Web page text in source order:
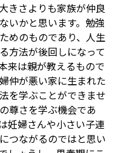
きさよりも家族が仲良
いかと思います。勉強
めのものであり、人生
方法が後回しになって
来は親が教えるもので
仲が悪い家に生まれた
を学ぶことができませ
尊さを学ぶ機会であ
妊婦さんや小さい子連
つながるのではと思い